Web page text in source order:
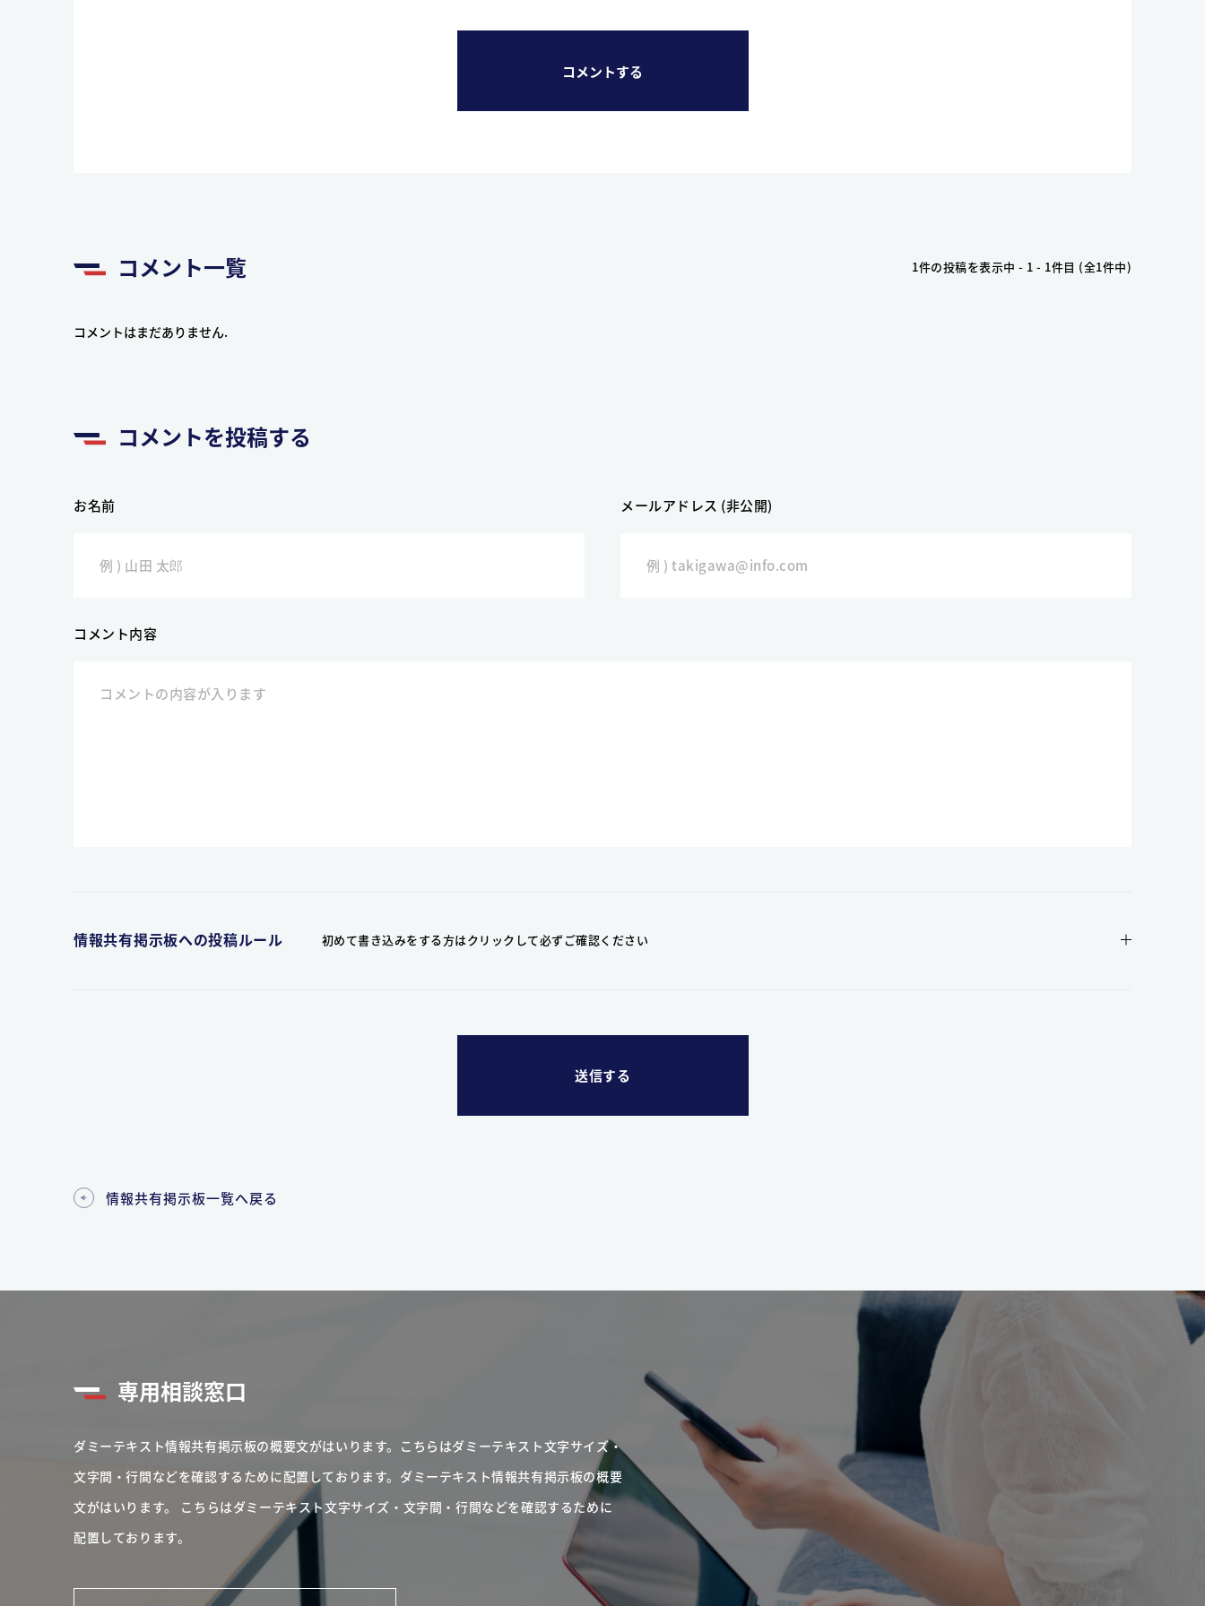
コメントする
コメント一覧 1件の投稿を表示中 - 1 - 1件目 (全1件中)
コメントはまだありません.
コメントを投稿する
お名前 メールアドレス (非公開)
コメント内容
情報共有掲示板への投稿ルール 初めて書き込みをする方はクリックして必ずご確認ください
情報共有掲示板一覧へ戻る
専用相談窓口
ダミーテキスト情報共有掲示板の概要文がはいります。こちらはダミーテキスト文字サイズ・
文字間・行間などを確認するために配置しております。ダミーテキスト情報共有掲示板の概要
文がはいります。 こちらはダミーテキスト文字サイズ・文字間・行間などを確認するために
配置しております。